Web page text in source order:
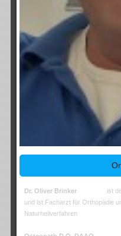
Dr. Oliver Brinker ist
und ist Facharzt für Orthopädie
Naturheilverfahren